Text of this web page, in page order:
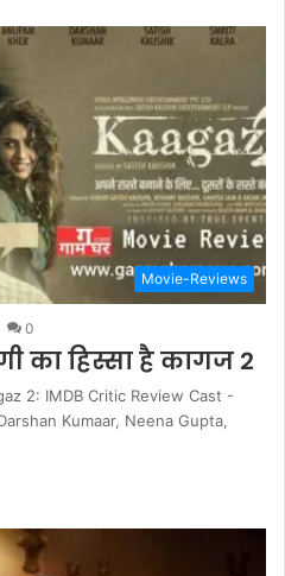
Movie-Reviews
0
का हिस्सा है कागज 2
2: IMDB Critic Review Cast -
Kumaar, Neena Gupta,